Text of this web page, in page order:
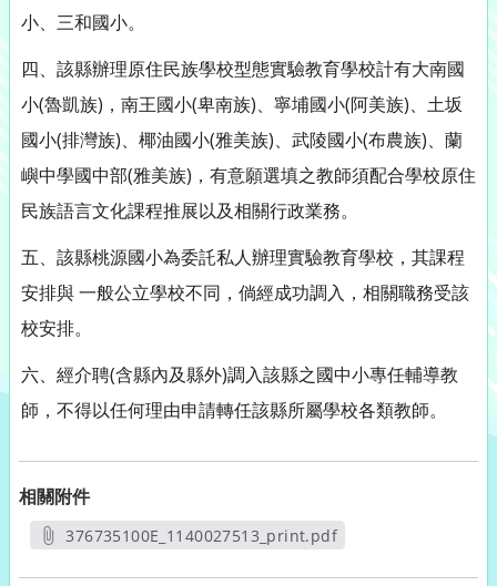
小、三和國小。
四、該縣辦理原住民族學校型態實驗教育學校計有大南國
小(魯凱族)，南王國小(卑南族)、寧埔國小(阿美族)、土坂
國小(排灣族)、椰油國小(雅美族)、武陵國小(布農族)、蘭
嶼中學國中部(雅美族)，有意願選填之教師須配合學校原住
民族語言文化課程推展以及相關行政業務。
五、該縣桃源國小為委託私人辦理實驗教育學校，其課程
安排與 一般公立學校不同，倘經成功調入，相關職務受該
校安排。
六、經介聘(含縣內及縣外)調入該縣之國中小專任輔導教
師，不得以任何理由申請轉任該縣所屬學校各類教師。
相關附件
376735100E_1140027513_print.pdf